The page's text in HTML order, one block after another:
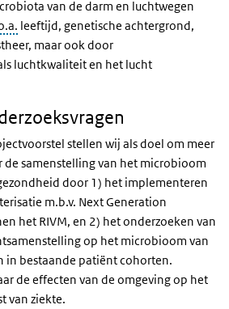
van de darm en luchtwegen
leeftijd, genetische achtergrond,
maar ook door
luchtkwaliteit en het lucht
stellen wij als doel om meer
de samenstelling van het microbioom
door 1) het implementeren
m.b.v. Next Generation
het RIVM, en 2) het onderzoeken van
op het microbioom van
in bestaande patiënt cohorten.
de effecten van de omgeving op het
van ziekte.